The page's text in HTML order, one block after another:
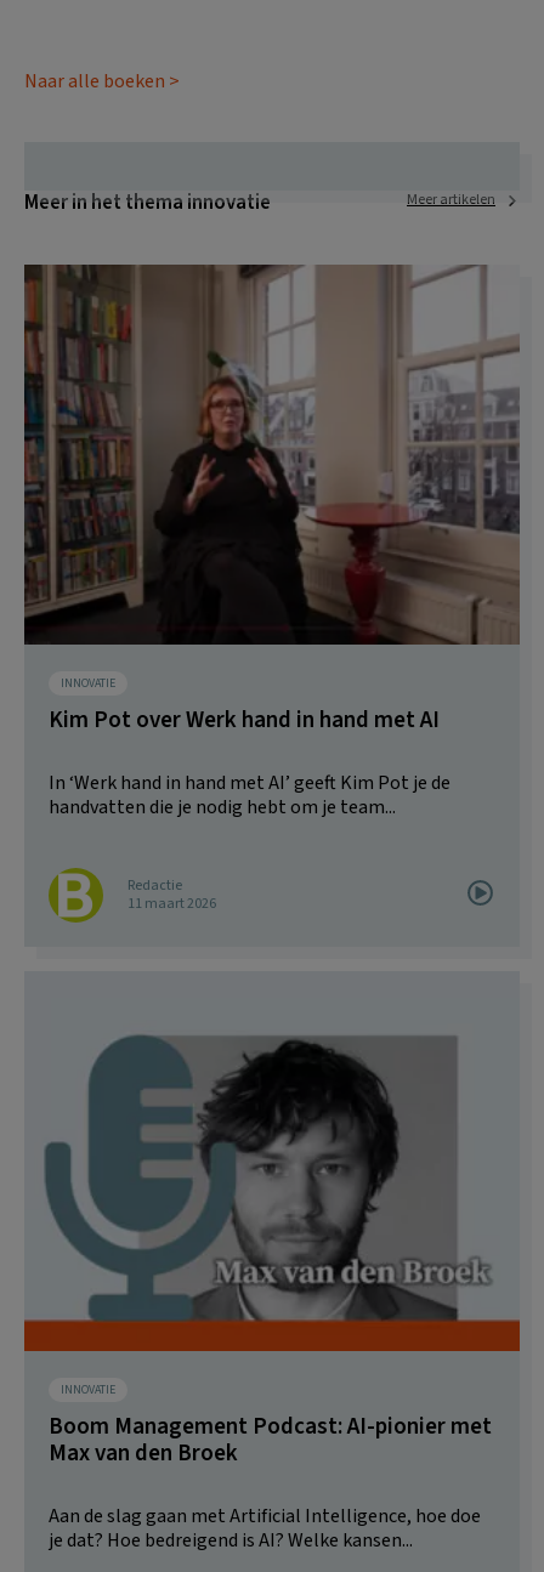
Naar alle boeken >
Meer in het thema innovatie Meer artikelen
INNOVATIE
Kim Pot over Werk hand in hand met AI
In ‘Werk hand in hand met AI’ geeft Kim Pot je de
handvatten die je nodig hebt om je team...
Redactie
11 maart 2026
INNOVATIE
Boom Management Podcast: AI-pionier met
Max van den Broek
Aan de slag gaan met Artificial Intelligence, hoe doe
je dat? Hoe bedreigend is AI? Welke kansen...